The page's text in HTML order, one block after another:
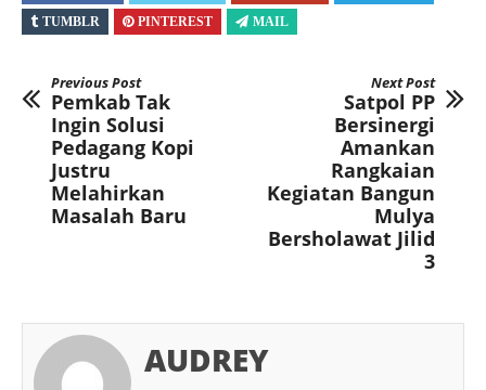
TUMBLR
PINTEREST MAIL
Previous Post
Pemkab Tak
Ingin Solusi
Pedagang Kopi
Justru
Melahirkan
Masalah Baru
Next Post
Satpol PP
Bersinergi
Amankan
Rangkaian
Kegiatan Bangun
Mulya
Bersholawat Jilid
3
AUDREY